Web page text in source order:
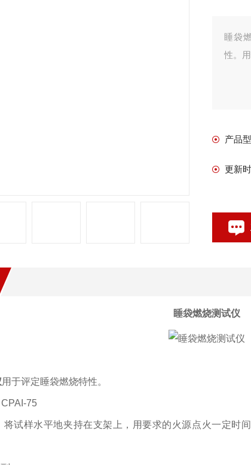
睡袋
性。
产品
更新
睡袋燃烧测试仪
用于评定睡袋燃烧特性。
CPAI-75
将试样水平地夹持在支架上，用要求的火源点火一定时